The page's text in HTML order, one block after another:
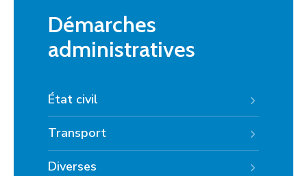
Démarches
administratives
État civil
Transport
Diverses